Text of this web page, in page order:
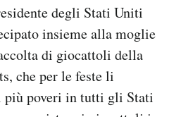
degli Stati Uniti
insieme alla moglie
di giocattoli della
che per le feste li
poveri in tutti gli Stati